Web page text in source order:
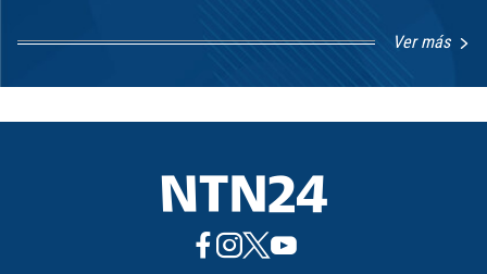
Ver más
1
8